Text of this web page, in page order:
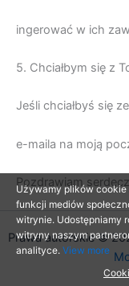
ingerować w ich
5. Chciałbym się z
Jeśli chciałbyś się
e-maila na moją
Pozdrawiam
Prawa autorskie ©
Używamy plików cookie
funkcji mediów
witrynie. Udostępniamy
witryny naszym
analityce. View more